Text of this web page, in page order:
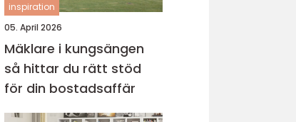
inspiration
05. April 2026
Mäklare i kungsängen
så hittar du rätt stöd
för din bostadsaffär